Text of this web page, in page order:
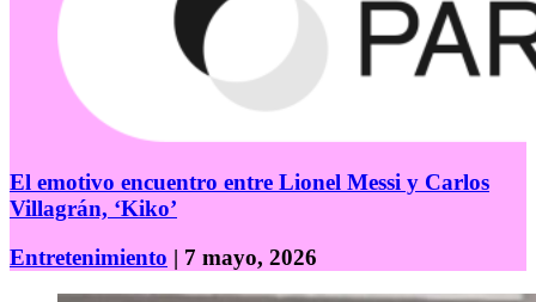
El emotivo encuentro entre Lionel Messi y Carlos
Villagrán, ‘Kiko’
Entretenimiento | 7 mayo, 2026